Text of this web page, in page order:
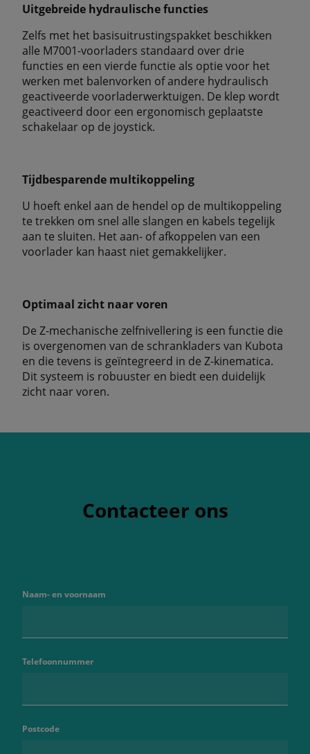
Uitgebreide hydraulische functies
Zelfs met het basisuitrustingspakket beschikken
alle M7001-voorladers standaard over drie
functies en een vierde functie als optie voor het
werken met balenvorken of andere hydraulisch
geactiveerde voorladerwerktuigen. De klep wordt
geactiveerd door een ergonomisch geplaatste
schakelaar op de joystick.
Tijdbesparende multikoppeling
U hoeft enkel aan de hendel op de multikoppeling
te trekken om snel alle slangen en kabels tegelijk
aan te sluiten. Het aan- of afkoppelen van een
voorlader kan haast niet gemakkelijker.
Optimaal zicht naar voren
De Z-mechanische zelfnivellering is een functie die
is overgenomen van de schrankladers van Kubota
en die tevens is geïntegreerd in de Z-kinematica.
Dit systeem is robuuster en biedt een duidelijk
zicht naar voren.
Contacteer ons
Naam- en voornaam
Telefoonnummer
Postcode